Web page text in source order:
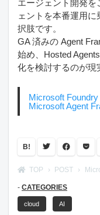
エージェント開発
ェントを本番運用
択肢です。
GA 済みの Agent
始め、Hosted
化を検討するのが現
Microsoft
Microsoft Agent
B!
TOP POST
CATEGORIES
cloud AI